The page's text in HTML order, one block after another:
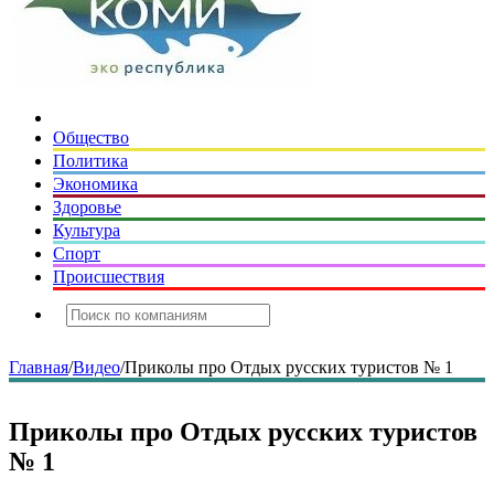
Общество
Политика
Экономика
Здоровье
Культура
Спорт
Происшествия
Главная/Видео/Приколы про Отдых русских туристов № 1
Приколы про Отдых русских туристов
№ 1